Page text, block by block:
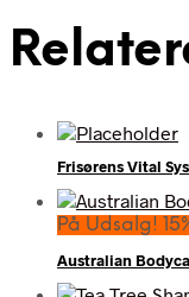
Frisørens Vital
På Udsalg!
Australian